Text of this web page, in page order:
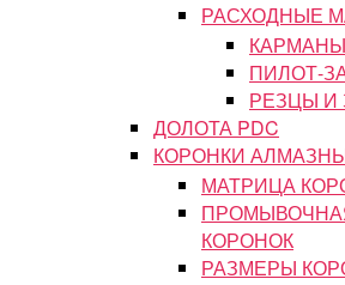
РАСХОДНЫЕ
ПИЛОТ-
РЕЗЦЫ И
ДОЛОТА PDC
КОРОНКИ
МАТРИЦА
КОРОНОК
РАЗМЕРЫ